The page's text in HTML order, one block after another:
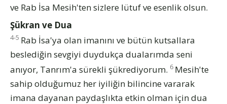
ve Rab İsa Mesih'ten sizlere lütuf ve esenlik olsun.
Şükran ve Dua
4-5 Rab İsa'ya olan imanını ve bütün kutsallara
beslediğin sevgiyi duydukça dualarımda seni
anıyor, Tanrım'a sürekli şükrediyorum. 6 Mesih'te
sahip olduğumuz her iyiliğin bilincine vararak
imana dayanan paydaşlıkta etkin olman için dua